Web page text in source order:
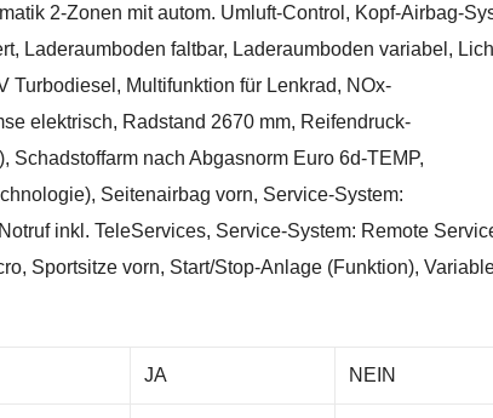
2-Zonen mit autom. Umluft-Control, Kopf-Airbag-
Laderaumboden faltbar, Laderaumboden variabel,
Turbodiesel, Multifunktion für Lenkrad, NOx-
elektrisch, Radstand 2670 mm, Reifendruck-
nach Abgasnorm Euro 6d-TEMP,
Seitenairbag vorn, Service-System:
inkl. TeleServices, Service-System: Remote
Sportsitze vorn, Start/Stop-Anlage (Funktion),
JA NEIN